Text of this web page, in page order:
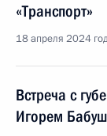
«Транспорт»
18 апреля 2024
Встреча с
Игорем